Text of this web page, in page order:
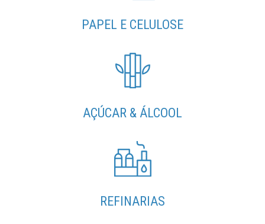
PAPEL E CELULOSE
AÇÚCAR & ÁLCOOL
REFINARIAS